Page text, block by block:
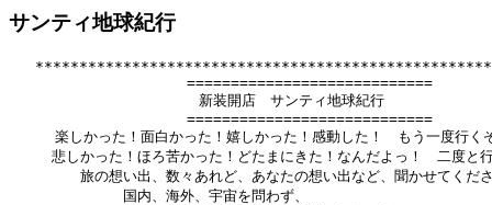
サンティ地球紀行
          　　       ============================
              　      新装開店　サンティ地球紀行
          　　       ============================
楽しかった！面白かった！嬉しかった！感動した！　もう一度行く
悲しかった！ほろ苦かった！どたまにきた！なんだよっ！　二度と
旅の想い出、数々あれど、あなたの想い出など、聞かせてくだ
国内、海外、宇宙を問わず、